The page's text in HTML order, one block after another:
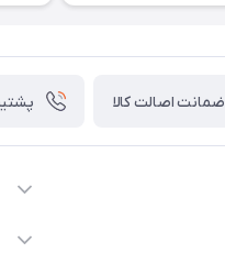
ضمانت اصالت کالا